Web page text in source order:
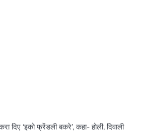
दिए ‘इको फ्रेंडली बकरे’, कहा- होली, दिवाली